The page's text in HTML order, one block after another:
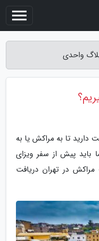
واحدی
دارید تا به مراکش یا به
باید پیش از سفر ویزای
در تهران دریافت